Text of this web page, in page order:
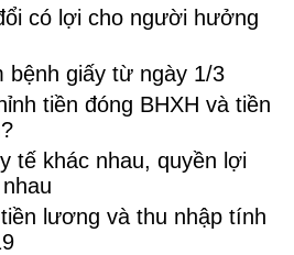
có lợi cho người hưởng
bệnh giấy từ ngày 1/3
tiền đóng BHXH và tiền
tế khác nhau, quyền lợi
lương và thu nhập tính